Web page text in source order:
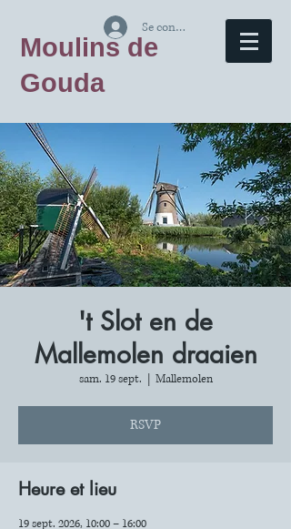
Moulins de
Gouda
Se connecter
't Slot en de
Mallemolen draaien
sam. 19 sept. Mallemolen
RSVP
Heure et lieu
19 sept. 2026, 10:00 – 16:00